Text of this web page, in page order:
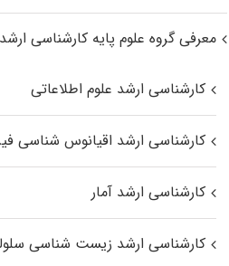
معرفی گروه علوم پایه کارشناسی ارشد
کارشناسی ارشد علوم اطلاعاتی
کارشناسی ارشد اقیانوس‌ شناسی
کارشناسی ارشد آمار
کارشناسی ارشد زیست شناسی